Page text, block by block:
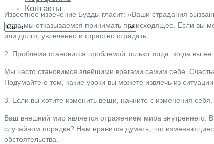
Контакты
Известное изречение Будды гласит: «Ваши страдания
когда мы отказываемся принимать происходящее. Если вы
или долго, увлеченно и страстно страдать.
2. Проблема становится проблемой только тогда, когда вы ее
Мы часто становимся злейшими врагами самим себе.
Подумайте о том, какие уроки вы можете извлечь из
3. Если вы хотите изменить вещи, начните с изменения себя.
Ваш внешний мир является отражением мира внутреннего.
случайном порядке? Нам нравится думать, что
обстоятельства.